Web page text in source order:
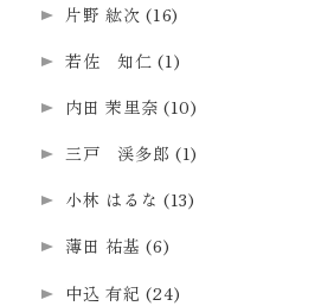
片野 紘次 (16)
若佐 知仁 (1)
内田 茉里奈 (10)
三戸 渓多郎 (1)
小林 はるな (13)
薄田 祐基 (6)
中込 有紀 (24)